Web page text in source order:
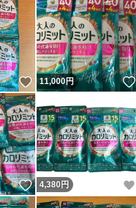
いいね！
11,000円
いいね！
4,380 円